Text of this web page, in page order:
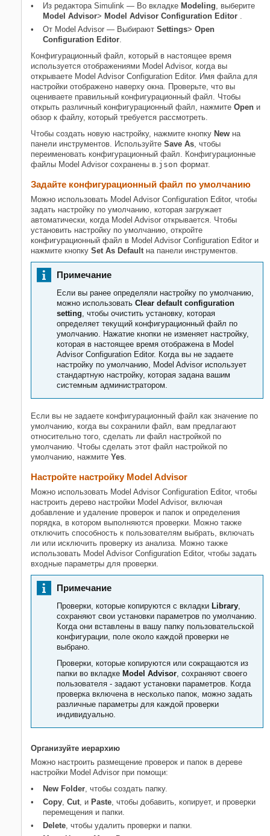
Из редактора Simulink ― Во вкладке Modeling , выберите
Model Advisor> Model Advisor Configuration Editor
От Model Advisor ― Выбирают Settings> Open
Configuration Editor
Конфигурационный файл, который в настоящее время
используется отображениями Model Advisor, когда вы
открываете Model Advisor Configuration Editor. Имя файла для
настройки отображено наверху окна. Проверьте, что вы
оцениваете правильный конфигурационный файл. Чтобы
открыть различный конфигурационный файл, нажмите Open и
обзор к файлу, который требуется рассмотреть.
Чтобы создать новую настройку, нажмите кнопку New на
панели инструментов. Используйте Save As , чтобы
переименовать конфигурационный файл. Конфигурационные
файлы Model Advisor сохранены в. json формат.
Задайте конфигурационный файл по умолчанию
Можно использовать Model Advisor Configuration Editor, чтобы
задать настройку по умолчанию, которая загружает
автоматически, когда Model Advisor открывается. Чтобы
установить настройку по умолчанию, откройте
конфигурационный файл в Model Advisor Configuration Editor и
нажмите кнопку Set As Default на панели инструментов.
Примечание
Если вы ранее определяли настройку по умолчанию,
можно использовать Clear default configuration
setting , чтобы очистить установку, которая
определяет текущий конфигурационный файл по
умолчанию. Нажатие кнопки не изменяет настройку,
которая в настоящее время отображена в Model
Advisor Configuration Editor. Когда вы не задаете
настройку по умолчанию, Model Advisor использует
стандартную настройку, которая задана вашим
системным администратором.
Если вы не задаете конфигурационный файл как значение по
умолчанию, когда вы сохранили файл, вам предлагают
относительно того, сделать ли файл настройкой по
умолчанию. Чтобы сделать этот файл настройкой по
умолчанию, нажмите Yes
Настройте настройку Model Advisor
Можно использовать Model Advisor Configuration Editor, чтобы
настроить дерево настройки Model Advisor, включая
добавление и удаление проверок и папок и определения
порядка, в котором выполняются проверки. Можно также
отключить способность к пользователям выбрать, включать
ли или исключить проверку из анализа. Можно также
использовать Model Advisor Configuration Editor, чтобы задать
входные параметры для проверки.
Примечание
Проверки, которые копируются с вкладки Library
сохраняют свои установки параметров по умолчанию.
Когда они вставлены в вашу папку пользовательской
конфигурации, поле около каждой проверки не
выбрано.
Проверки, которые копируются или сокращаются из
папки во вкладке Model Advisor , сохраняют своего
пользователя - задают установки параметров. Когда
проверка включена в несколько папок, можно задать
различные параметры для каждой проверки
индивидуально.
Организуйте иерархию
Можно настроить размещение проверок и папок в дереве
настройки Model Advisor при помощи:
New Folder , чтобы создать папку.
Copy Cut , и Paste , чтобы добавить, копирует, и проверки
перемещения и папки.
Delete , чтобы удалить проверки и папки.